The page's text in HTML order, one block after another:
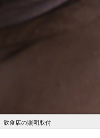
飲食店の照明取付